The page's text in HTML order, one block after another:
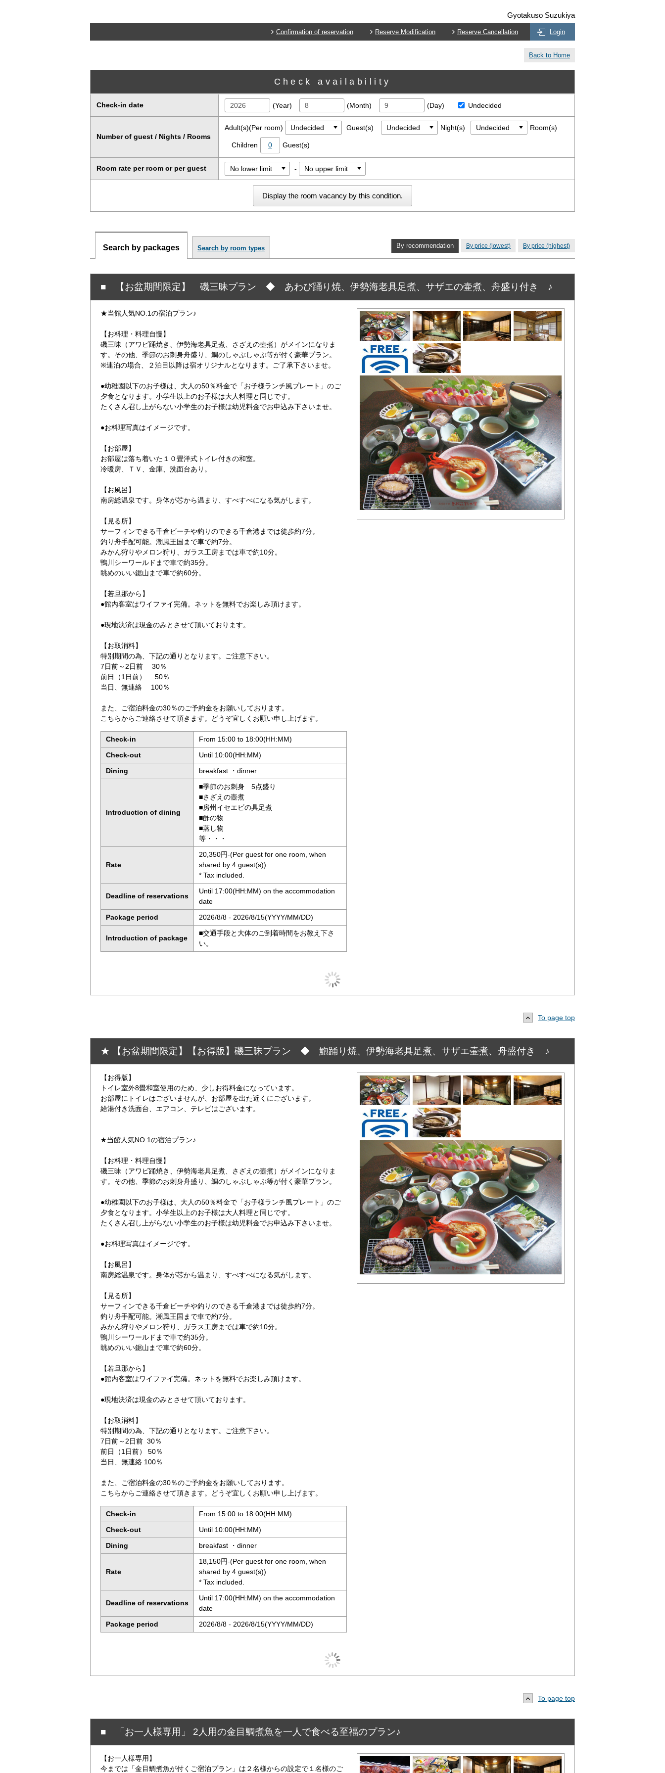
Gyotakuso Suzukiya
Confirmation of reservation Reserve Modification Reserve Cancellation Login
Back to Home
Check availability
Check-in date (Year) (Month) (Day) Undecided
Number of guest / Nights / Rooms
Adult(s)(Per room) Guest(s) Night(s) Room(s)
Children 0 Guest(s)
Room rate per room or per guest -
Search by packages Search by room types By recommendation By price (lowest) By price (highest)
■ 【お盆期間限定】 磯三昧プラン ◆ あわび踊り焼、伊勢海老具足煮、サザエの壷煮、舟盛り付き ♪
★当館人気NO.1の宿泊プラン♪
【お料理・料理自慢】
磯三昧（アワビ踊焼き、伊勢海老具足煮、さざえの壺煮）がメインになりま
す。その他、季節のお刺身舟盛り、鯛のしゃぶしゃぶ等が付く豪華プラン。
※連泊の場合、２泊目以降は宿オリジナルとなります。ご了承下さいませ。
●幼稚園以下のお子様は、大人の50％料金で「お子様ランチ風プレート」のご
夕食となります。小学生以上のお子様は大人料理と同じです。
たくさん召し上がらない小学生のお子様は幼児料金でお申込み下さいませ。
●お料理写真はイメージです。
【お部屋】
お部屋は落ち着いた１０畳洋式トイレ付きの和室。
冷暖房、ＴＶ、金庫、洗面台あり。
【お風呂】
南房総温泉です。身体が芯から温まり、すべすべになる気がします。
【見る所】
サーフィンできる千倉ビーチや釣りのできる千倉港までは徒歩約7分。
釣り舟手配可能。潮風王国まで車で約7分。
みかん狩りやメロン狩り、ガラス工房までは車で約10分。
鴨川シーワールドまで車で約35分。
眺めのいい鋸山まで車で約60分。
【若旦那から】
●館内客室はワイファイ完備。ネットを無料でお楽しみ頂けます。
●現地決済は現金のみとさせて頂いております。
【お取消料】
特別期間の為、下記の通りとなります。ご注意下さい。
7日前～2日前 30％
前日（1日前） 50％
当日、無連絡 100％
また、ご宿泊料金の30％のご予約金をお願いしております。
こちらからご連絡させて頂きます。どうぞ宜しくお願い申し上げます。
Check-in
From 15:00 to 18:00(HH:MM)
Check-out
Until 10:00(HH:MM)
Dining
breakfast ・dinner
Introduction of dining
■季節のお刺身 5点盛り
■さざえの壺煮
■房州イセエビの具足煮
■酢の物
■蒸し物
等・・・
Rate
20,350円-(Per guest for one room, when
shared by 4 guest(s))
* Tax included.
Deadline of reservations
Until 17:00(HH:MM) on the accommodation
date
Package period
2026/8/8 - 2026/8/15(YYYY/MM/DD)
Introduction of package
■交通手段と大体のご到着時間をお教え下さ
い。
To page top
★ 【お盆期間限定】【お得版】磯三昧プラン ◆ 鮑踊り焼、伊勢海老具足煮、サザエ壷煮、舟盛付き ♪
【お得版】
トイレ室外8畳和室使用のため、少しお得料金になっています。
お部屋にトイレはございませんが、お部屋を出た近くにございます。
給湯付き洗面台、エアコン、テレビはございます。
★当館人気NO.1の宿泊プラン♪
【お料理・料理自慢】
磯三昧（アワビ踊焼き、伊勢海老具足煮、さざえの壺煮）がメインになりま
す。その他、季節のお刺身舟盛り、鯛のしゃぶしゃぶ等が付く豪華プラン。
●幼稚園以下のお子様は、大人の50％料金で「お子様ランチ風プレート」のご
夕食となります。小学生以上のお子様は大人料理と同じです。
たくさん召し上がらない小学生のお子様は幼児料金でお申込み下さいませ。
●お料理写真はイメージです。
【お風呂】
南房総温泉です。身体が芯から温まり、すべすべになる気がします。
【見る所】
サーフィンできる千倉ビーチや釣りのできる千倉港までは徒歩約7分。
釣り舟手配可能。潮風王国まで車で約7分。
みかん狩りやメロン狩り、ガラス工房までは車で約10分。
鴨川シーワールドまで車で約35分。
眺めのいい鋸山まで車で約60分。
【若旦那から】
●館内客室はワイファイ完備。ネットを無料でお楽しみ頂けます。
●現地決済は現金のみとさせて頂いております。
【お取消料】
特別期間の為、下記の通りとなります。ご注意下さい。
7日前～2日前 30％
前日（1日前） 50％
当日、無連絡 100％
また、ご宿泊料金の30％のご予約金をお願いしております。
こちらからご連絡させて頂きます。どうぞ宜しくお願い申し上げます。
Check-in
From 15:00 to 18:00(HH:MM)
Check-out
Until 10:00(HH:MM)
Dining
breakfast ・dinner
Rate
18,150円-(Per guest for one room, when
shared by 4 guest(s))
* Tax included.
Deadline of reservations
Until 17:00(HH:MM) on the accommodation
date
Package period
2026/8/8 - 2026/8/15(YYYY/MM/DD)
To page top
■ 「お一人様専用」 2人用の金目鯛煮魚を一人で食べる至福のプラン♪
【お一人様専用】
今までは「金目鯛煮魚が付くご宿泊プラン」は２名様からの設定で１名様のご